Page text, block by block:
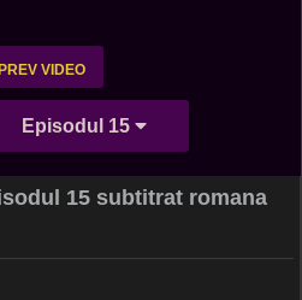
PREV VIDEO
Episodul 15
15 subtitrat romana